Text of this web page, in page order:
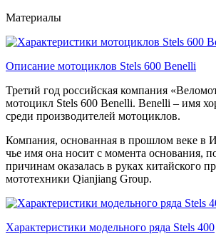
Материалы
Описание мотоциклов Stels 600 Benelli
Третий год российская компания
мотоцикл Stels 600 Benelli. Benelli – имя
среди производителей мотоциклов.
Компания, основанная в прошлом веке в
чье имя она носит с момента основания,
причинам оказалась в руках китайского
мототехники Qianjiang Group.
Характеристики модельного ряда Stels 400